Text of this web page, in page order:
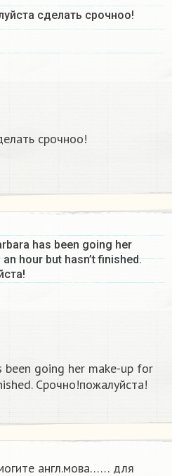
сделать срочноо!
срочноо!
has been going her
hour but hasn’t finished.
been going her make-up for
Срочно!пожалуйста!
англ.мова…… для